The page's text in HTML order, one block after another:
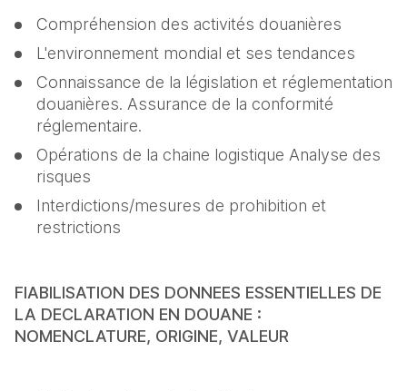
Compréhension des activités douanières
L'environnement mondial et ses tendances
Connaissance de la législation et réglementation
douanières. Assurance de la conformité
réglementaire.
Opérations de la chaine logistique Analyse des
risques
Interdictions/mesures de prohibition et
restrictions
FIABILISATION DES DONNEES ESSENTIELLES DE
LA DECLARATION EN DOUANE :
NOMENCLATURE, ORIGINE, VALEUR